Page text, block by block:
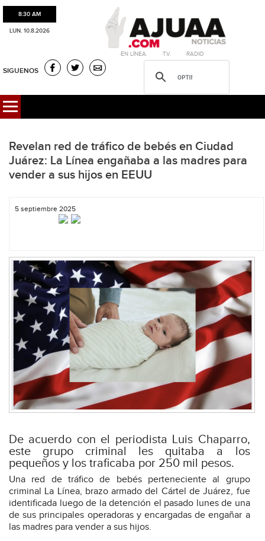
8:30 AM
LUN. 10.8.2026
·EN LÍNEA. ·T.V. ·RADIO
SIGUENOS
Revelan red de tráfico de bebés en Ciudad
Juárez: La Línea engañaba a las madres para
vender a sus hijos en EEUU
5 septiembre 2025
De acuerdo con el periodista Luis Chaparro,
este grupo criminal les quitaba a los
pequeños y los traficaba por 250 mil pesos.
Una red de tráfico de bebés perteneciente al grupo
criminal La Línea, brazo armado del Cártel de Juárez, fue
identificada luego de la detención el pasado lunes de una
de sus principales operadoras y encargadas de engañar a
las madres para vender a sus hijos.